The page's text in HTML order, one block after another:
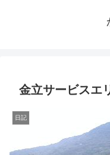
金立サービスエ
日記